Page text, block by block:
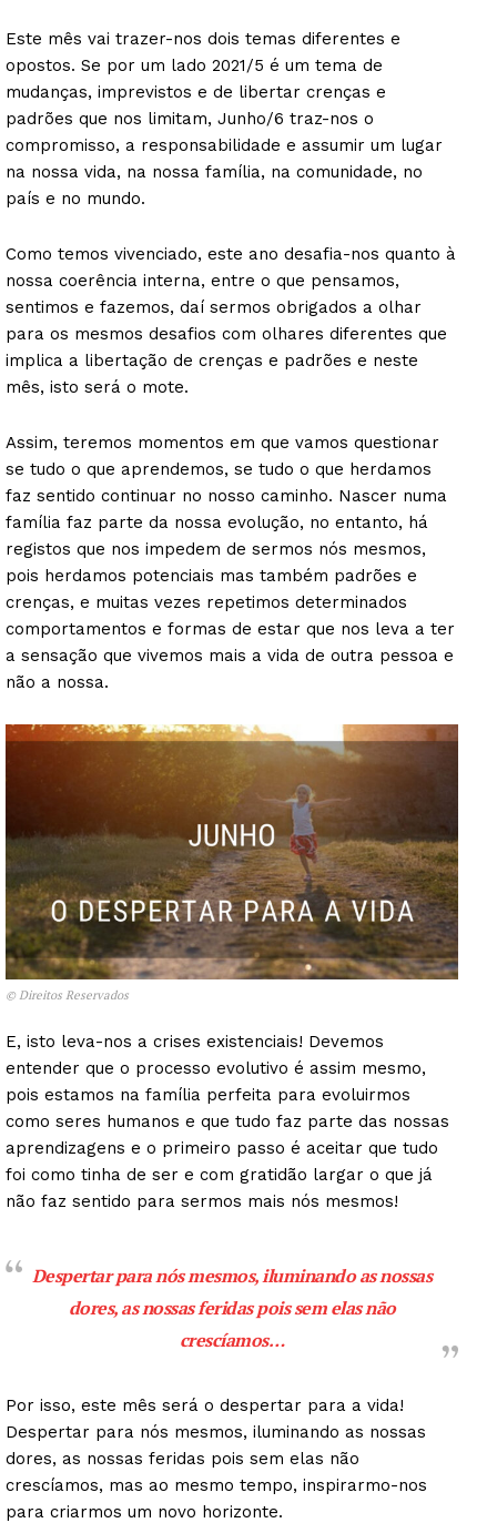
Este mês vai trazer-nos dois temas diferentes e
opostos. Se por um lado 2021/5 é um tema de
mudanças, imprevistos e de libertar crenças e
padrões que nos limitam, Junho/6 traz-nos o
compromisso, a responsabilidade e assumir um lugar
na nossa vida, na nossa família, na comunidade, no
país e no mundo.
Como temos vivenciado, este ano desafia-nos quanto à
nossa coerência interna, entre o que pensamos,
sentimos e fazemos, daí sermos obrigados a olhar
para os mesmos desafios com olhares diferentes que
implica a libertação de crenças e padrões e neste
mês, isto será o mote.
Assim, teremos momentos em que vamos questionar
se tudo o que aprendemos, se tudo o que herdamos
faz sentido continuar no nosso caminho. Nascer numa
família faz parte da nossa evolução, no entanto, há
registos que nos impedem de sermos nós mesmos,
pois herdamos potenciais mas também padrões e
crenças, e muitas vezes repetimos determinados
comportamentos e formas de estar que nos leva a ter
a sensação que vivemos mais a vida de outra pessoa e
não a nossa.
© Direitos Reservados
E, isto leva-nos a crises existenciais! Devemos
entender que o processo evolutivo é assim mesmo,
pois estamos na família perfeita para evoluirmos
como seres humanos e que tudo faz parte das nossas
aprendizagens e o primeiro passo é aceitar que tudo
foi como tinha de ser e com gratidão largar o que já
não faz sentido para sermos mais nós mesmos!
Despertar para nós mesmos, iluminando as nossas
dores, as nossas feridas pois sem elas não
crescíamos…
Por isso, este mês será o despertar para a vida!
Despertar para nós mesmos, iluminando as nossas
dores, as nossas feridas pois sem elas não
crescíamos, mas ao mesmo tempo, inspirarmo-nos
para criarmos um novo horizonte.